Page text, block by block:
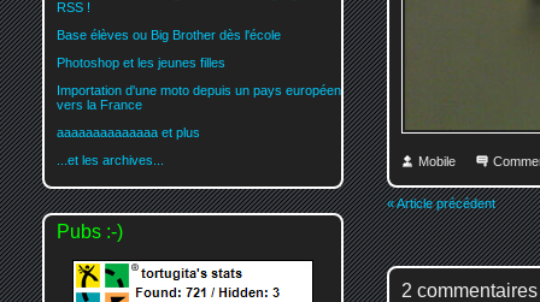
Mobile
« Article précédent
2 commentaires
RSS !
Base élèves ou Big Brother dès l'école
Photoshop et les jeunes filles
Importation d'une moto depuis un pays européen
vers la France
aaaaaaaaaaaaaa et plus
...et les archives...
Pubs :-)